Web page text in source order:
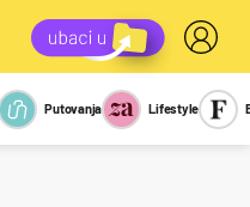
Kviz
Report
Putovanja Lifestyle